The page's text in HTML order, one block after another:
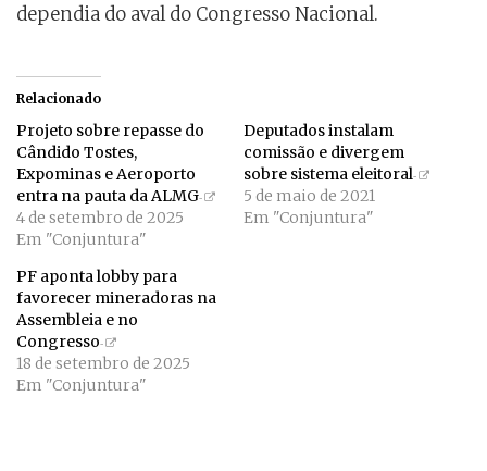
dependia do aval do Congresso Nacional.
Relacionado
Projeto sobre repasse do
Cândido Tostes,
Expominas e Aeroporto
entra na pauta da ALMG
4 de setembro de 2025
Em "Conjuntura"
Deputados instalam
comissão e divergem
sobre sistema eleitoral
5 de maio de 2021
Em "Conjuntura"
PF aponta lobby para
favorecer mineradoras na
Assembleia e no
Congresso
18 de setembro de 2025
Em "Conjuntura"